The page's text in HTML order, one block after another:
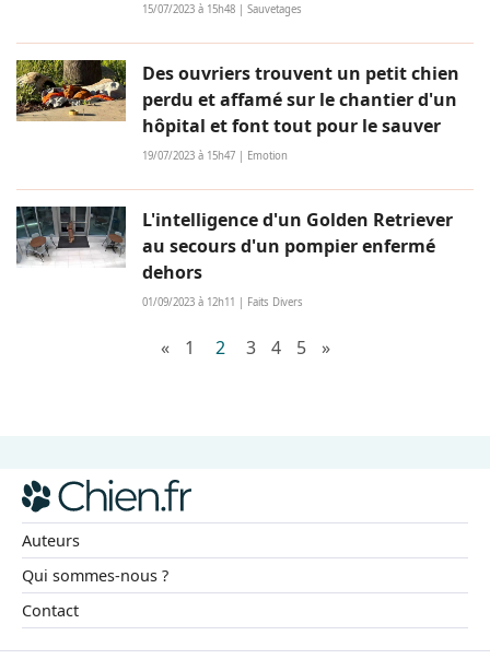
15/07/2023 à 15h48 | Sauvetages
Des ouvriers trouvent un petit chien
perdu et affamé sur le chantier d'un
hôpital et font tout pour le sauver
19/07/2023 à 15h47 | Emotion
L'intelligence d'un Golden Retriever
au secours d'un pompier enfermé
dehors
01/09/2023 à 12h11 | Faits Divers
« 1 2 3 4 5 »
Auteurs
Qui sommes-nous ?
Contact